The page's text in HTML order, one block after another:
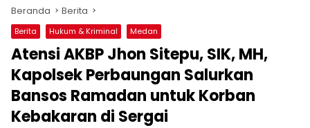
Beranda Berita
Berita Hukum & Kriminal Medan
Atensi AKBP Jhon Sitepu, SIK, MH,
Kapolsek Perbaungan Salurkan
Bansos Ramadan untuk Korban
Kebakaran di Sergai